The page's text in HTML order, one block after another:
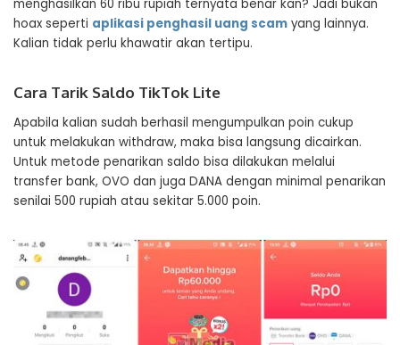
menghasilkan 60 ribu rupiah ternyata benar kan? Jadi bukan
hoax seperti aplikasi penghasil uang scam yang lainnya.
Kalian tidak perlu khawatir akan tertipu.
Cara Tarik Saldo TikTok Lite
Apabila kalian sudah berhasil mengumpulkan poin cukup
untuk melakukan withdraw, maka bisa langsung dicairkan.
Untuk metode penarikan saldo bisa dilakukan melalui
transfer bank, OVO dan juga DANA dengan minimal penarikan
senilai 500 rupiah atau sekitar 5.000 poin.